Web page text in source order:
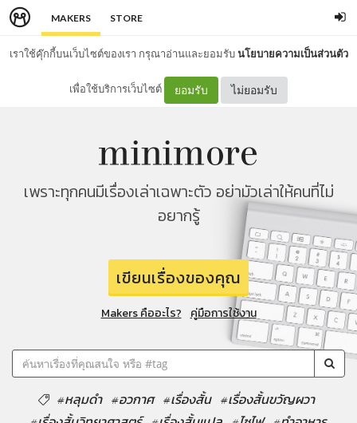
MAKERS STORE
เราใช้คุ๊กกี้บนเว็บไซต์ของเรา กรุณาอ่านและยอมรับนโยบายความเป็นส่วนตัว
เพื่อใช้บริการเว็บไซต์ ยอมรับ ไม่ยอมรับ
เพราะทุกคนมีเรื่องเล่าเฉพาะตัว อย่ามัวเล่าให้คนที่ไม่
อยากรู้
เขียนเรื่องของคุณ
Makers คืออะไร? คู่มือการใช้งาน
#หลุมดำ #อวกาศ #เรื่องสั้น #เรื่องสั้นขวัญผวา